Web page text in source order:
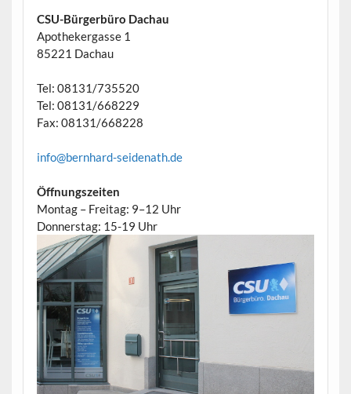
CSU-Bürgerbüro Dachau
Apothekergasse 1
85221 Dachau
Tel: 08131/735520
Tel: 08131/668229
Fax: 08131/668228
info@bernhard-seidenath.de
Öffnungszeiten
Montag – Freitag: 9–12 Uhr
Donnerstag: 15-19 Uhr